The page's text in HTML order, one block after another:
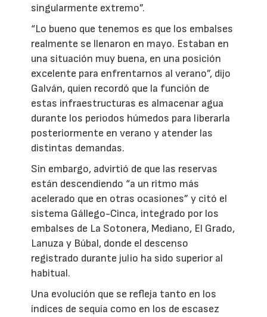
singularmente extremo”.
“Lo bueno que tenemos es que los embalses
realmente se llenaron en mayo. Estaban en
una situación muy buena, en una posición
excelente para enfrentarnos al verano”, dijo
Galván, quien recordó que la función de
estas infraestructuras es almacenar agua
durante los periodos húmedos para liberarla
posteriormente en verano y atender las
distintas demandas.
Sin embargo, advirtió de que las reservas
están descendiendo “a un ritmo más
acelerado que en otras ocasiones” y citó el
sistema Gállego-Cinca, integrado por los
embalses de La Sotonera, Mediano, El Grado,
Lanuza y Búbal, donde el descenso
registrado durante julio ha sido superior al
habitual.
Una evolución que se refleja tanto en los
índices de sequía como en los de escasez